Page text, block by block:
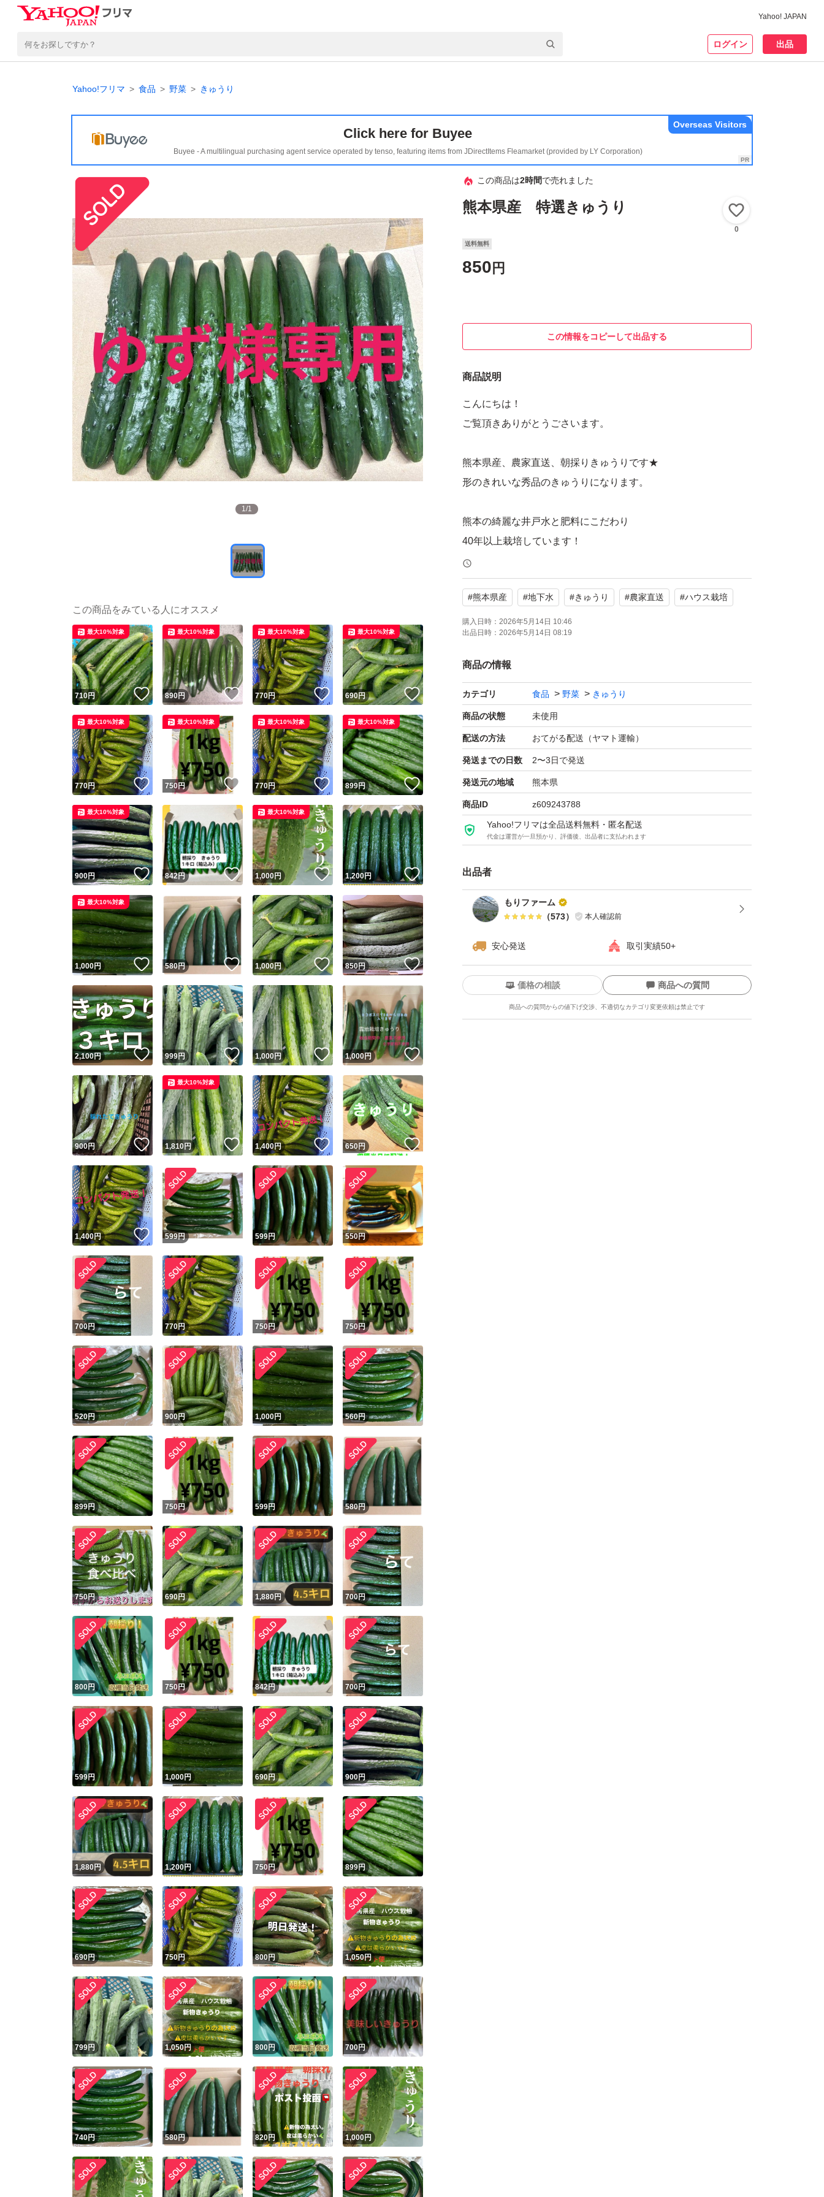
Yahoo! JAPAN
ログイン 出品
Yahoo!フリマ 食品 野菜 きゅうり
Click here for Buyee
Buyee - A multilingual purchasing agent service operated by tenso, featuring items from JDirectItems Fleamarket (provided by LY Corporation)
Overseas Visitors
1/1
この商品は2時間で売れました
熊本県産 特選きゅうり
0
送料無料
850 円
この情報をコピーして出品する
商品説明
こんにちは！
ご覧頂きありがとうごさいます。
熊本県産、農家直送、朝採りきゅうりです★
形のきれいな秀品のきゅうりになります。
熊本の綺麗な井戸水と肥料にこだわり
40年以上栽培しています！
こだわり抜いた商品です！
ハウスで収穫したばかりの新鮮なきゅうりを、丁寧に選別して箱
詰めしました。
シャキシャキとした食感と、みずみずしい味わいが特徴です。
サラダや漬物など、様々な料理に幅広くお使いいただけます。
「ネコポス」9本〜10本入れて発送。
900g〜1kg入っています！
※本数はサイズによって異なります。
★常温発送になります！
#熊本県産 #地下水 #きゅうり #農家直送 #ハウス栽培
購入日時： 2026年5月14日 10:46
出品日時： 2026年5月14日 08:19
商品の情報
カテゴリ 食品 野菜 きゅうり
商品の状態 未使用
配送の方法 おてがる配送（ヤマト運輸）
発送までの日数 2〜3日で発送
発送元の地域 熊本県
商品ID z609243788
Yahoo!フリマは全品送料無料・匿名配送
代金は運営が一旦預かり、評価後、出品者に支払われます
出品者
もりファーム
（573） 本人確認前
安心発送 取引実績50+
ユーザーの実績について
Yahoo!フリマが定めた一定の基準を満たしたユーザーにバッジを付与しています
安心取引出品者
安心取引出品者 Yahoo!フリマの基準をクリアした安心・安全なユーザーです
取引実績
取引実績◯+ このユーザーはYahoo!フリマの取引を完了させた実績があります
他フリマ実績◯+ このユーザーは他フリマサービスでの取引実績があります
スピード&安心発送
※このバッジは実績に基づく表示であり、発送を保証しているものではありません
スピード＆安心発送
このユーザーは高頻度で24時間以内＆設定した発送日数内に発送してい
ます
スピード発送 このユーザーは高頻度で24時間以内に発送しています
安心発送 このユーザーは設定した発送日数内に発送しています
価格の相談 商品への質問
商品への質問からの値下げ交渉、不適切なカテゴリ変更依頼は禁止です
この商品の情報をコピーします
商品画像の無断転載は禁止されています
コピーは1商品につき1回です
出品ページへ
キャンセル
この商品をみている人にオススメ
710円 いいね！
最大10%対象
890円 いいね！
最大10%対象
770円 いいね！
最大10%対象
690円 いいね！
最大10%対象
770円 いいね！
最大10%対象
750円 いいね！
最大10%対象
770円 いいね！
最大10%対象
899円 いいね！
最大10%対象
900円 いいね！
最大10%対象
842円 いいね！
1,000円 いいね！
最大10%対象
1,200円 いいね！
1,000円 いいね！
最大10%対象
580円 いいね！
1,000円 いいね！
850円 いいね！
2,100円 いいね！
999円 いいね！
1,000円 いいね！
1,000円
900円 いいね！
1,810円 いいね！
最大10%対象
1,400円 いいね！
650円
1,400円 いいね！
599円 599円 550円
700円 770円 750円 750円
520円 900円 1,000円 560円
899円 750円 599円 580円
750円 690円 1,880円 700円
800円 750円 842円 700円
599円 1,000円 690円 900円
1,880円 1,200円 750円 899円
690円 750円 800円 1,050円
799円 1,050円 800円 700円
740円 580円 820円 1,000円